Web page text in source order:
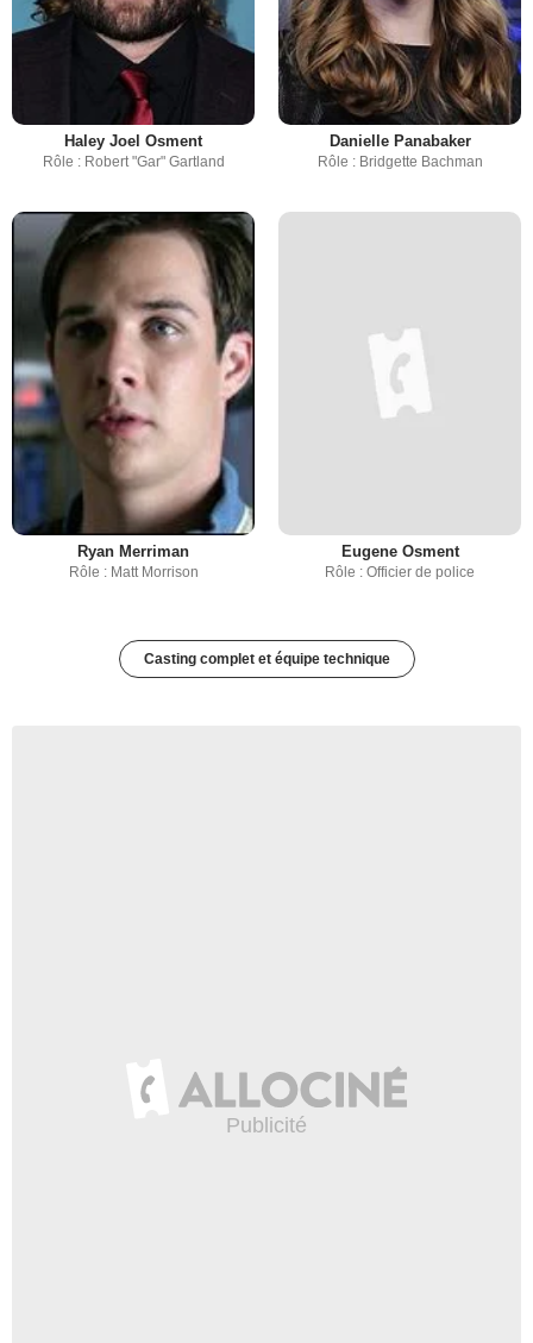
Haley Joel Osment
Rôle : Robert "Gar" Gartland
Danielle Panabaker
Rôle : Bridgette Bachman
Ryan Merriman
Rôle : Matt Morrison
Eugene Osment
Rôle : Officier de police
Casting complet et équipe technique